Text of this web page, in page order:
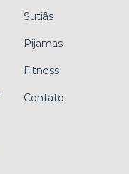
Sutiãs
Pijamas
Fitness
Contato